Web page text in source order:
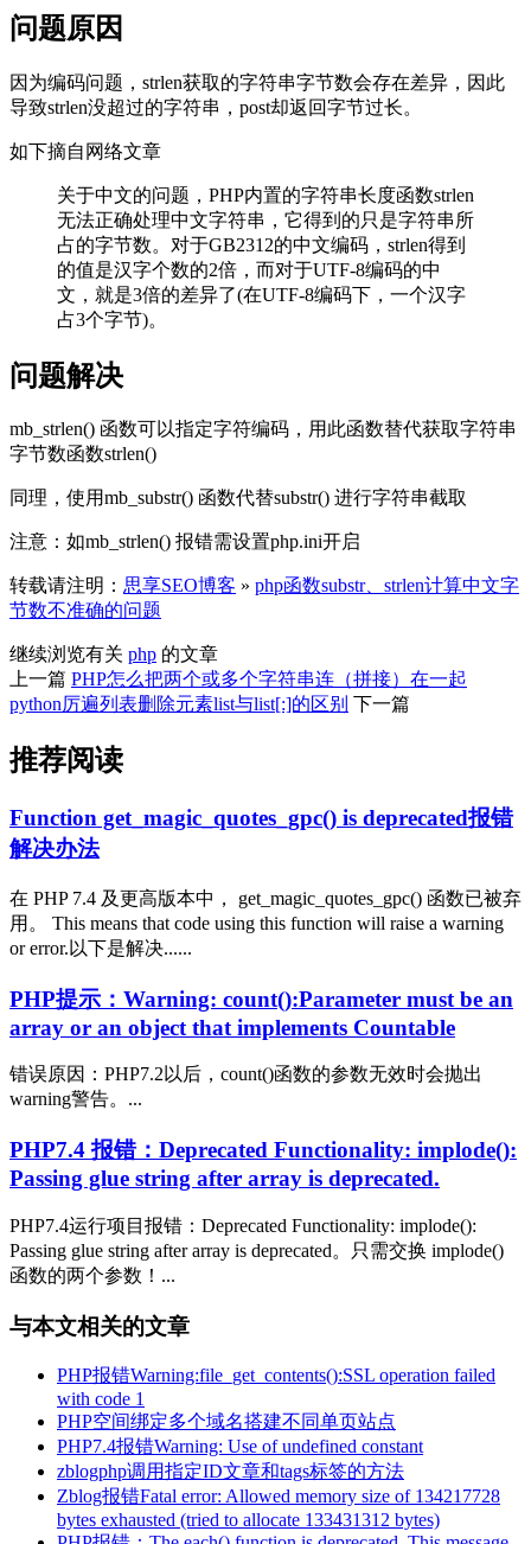
问题原因
因为编码问题，strlen获取的字符串字节数会存在差异，因此
导致strlen没超过的字符串，post却返回字节过长。
如下摘自网络文章
关于中文的问题，PHP内置的字符串长度函数strlen
无法正确处理中文字符串，它得到的只是字符串所
占的字节数。对于GB2312的中文编码，strlen得到
的值是汉字个数的2倍，而对于UTF-8编码的中
文，就是3倍的差异了(在UTF-8编码下，一个汉字
占3个字节)。
问题解决
mb_strlen() 函数可以指定字符编码，用此函数替代获取字符串
字节数函数strlen()
同理，使用mb_substr() 函数代替substr() 进行字符串截取
注意：如mb_strlen() 报错需设置php.ini开启
转载请注明： 思享SEO博客 » php函数substr、strlen计算中文字
节数不准确的问题
继续浏览有关 php 的文章
上一篇 PHP怎么把两个或多个字符串连（拼接）在一起
python厉遍列表删除元素list与list[:]的区别 下一篇
推荐阅读
Function get_magic_quotes_gpc() is deprecated报错
解决办法
在 PHP 7.4 及更高版本中， get_magic_quotes_gpc() 函数已被弃
用。 This means that code using this function will raise a warning
or error.以下是解决......
PHP提示：Warning: count():Parameter must be an
array or an object that implements Countable
错误原因：PHP7.2以后，count()函数的参数无效时会抛出
warning警告。...
PHP7.4 报错：Deprecated Functionality: implode():
Passing glue string after array is deprecated.
PHP7.4运行项目报错：Deprecated Functionality: implode():
Passing glue string after array is deprecated。只需交换 implode()
函数的两个参数！...
与本文相关的文章
PHP报错Warning:file_get_contents():SSL operation failed
with code 1
PHP空间绑定多个域名搭建不同单页站点
PHP7.4报错Warning: Use of undefined constant
zblogphp调用指定ID文章和tags标签的方法
Zblog报错Fatal error: Allowed memory size of 134217728
bytes exhausted (tried to allocate 133431312 bytes)